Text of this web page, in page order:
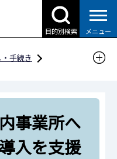
目的別検索 メニュー
手続き
ギー
の取組
への再エネ電力の導入
します【事業所向け再
事業所へ
入を支援